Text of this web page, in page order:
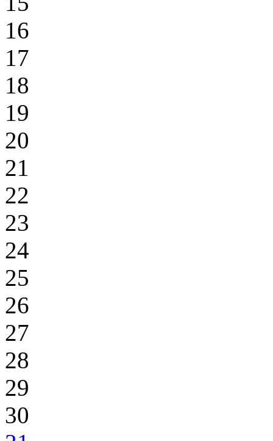
16
17
18
19
20
21
22
23
24
25
26
27
28
29
30